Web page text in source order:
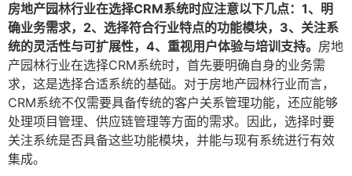
房地产园林行业在选择CRM系统时应注意以下几点：1、明
确业务需求，2、选择符合行业特点的功能模块，3、关注系
统的灵活性与可扩展性，4、重视用户体验与培训支持。 房地
产园林行业在选择CRM系统时，首先要明确自身的业务需
求，这是选择合适系统的基础。对于房地产园林行业而言，
CRM系统不仅需要具备传统的客户关系管理功能，还应能够
处理项目管理、供应链管理等方面的需求。因此，选择时要
关注系统是否具备这些功能模块，并能与现有系统进行有效
集成。